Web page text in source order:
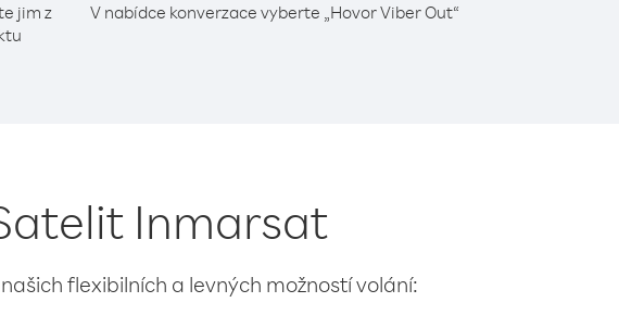
jim z
V nabídce konverzace vyberte „Hovor Viber Out“
Inmarsat
flexibilních a levných možností volání: